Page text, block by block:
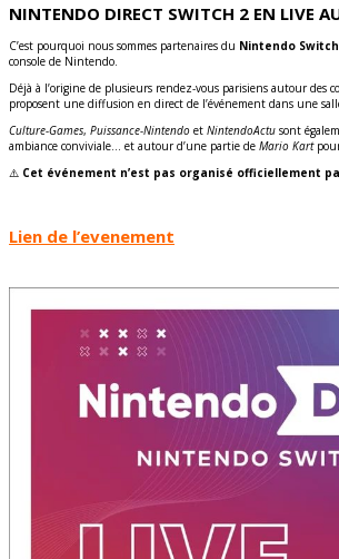
NINTENDO DIRECT SWITCH 2 EN LIVE
C’est pourquoi nous sommes partenaires du Nintendo
console de Nintendo.
Déjà à l’origine de plusieurs rendez-vous parisiens autour des
proposent une diffusion en direct de l’événement dans une
Culture-Games, Puissance-Nintendo et NintendoActu sont
ambiance conviviale… et autour d’une partie de Mario Kart
⚠️ Cet événement n’est pas organisé officiellement
Lien de l’evenement